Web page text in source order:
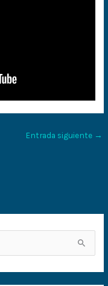
Entrada siguiente →